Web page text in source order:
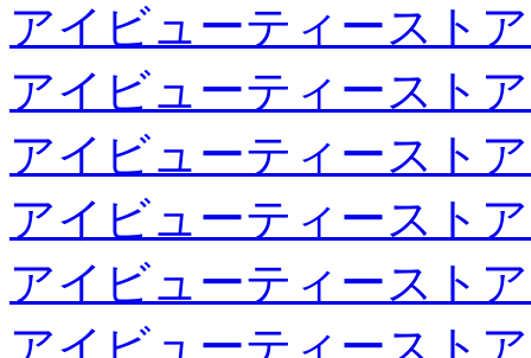
アイビューティースト
アイビューティースト
アイビューティースト
アイビューティースト
アイビューティースト
アイビューティースト